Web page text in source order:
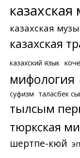
казахская
казахская
казахский язык
мифология
суфизм таласбек
тылсым
тюркская
шертпе-кюй